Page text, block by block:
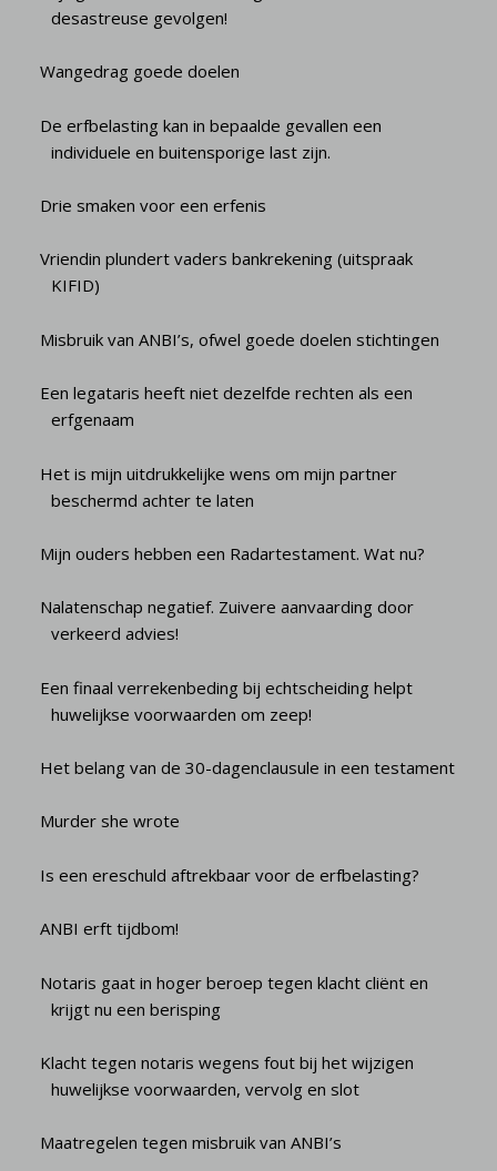
desastreuse gevolgen!
Wangedrag goede doelen
De erfbelasting kan in bepaalde gevallen een
individuele en buitensporige last zijn.
Drie smaken voor een erfenis
Vriendin plundert vaders bankrekening (uitspraak
KIFID)
Misbruik van ANBI’s, ofwel goede doelen stichtingen
Een legataris heeft niet dezelfde rechten als een
erfgenaam
Het is mijn uitdrukkelijke wens om mijn partner
beschermd achter te laten
Mijn ouders hebben een Radartestament. Wat nu?
Nalatenschap negatief. Zuivere aanvaarding door
verkeerd advies!
Een finaal verrekenbeding bij echtscheiding helpt
huwelijkse voorwaarden om zeep!
Het belang van de 30-dagenclausule in een testament
Murder she wrote
Is een ereschuld aftrekbaar voor de erfbelasting?
ANBI erft tijdbom!
Notaris gaat in hoger beroep tegen klacht cliënt en
krijgt nu een berisping
Klacht tegen notaris wegens fout bij het wijzigen
huwelijkse voorwaarden, vervolg en slot
Maatregelen tegen misbruik van ANBI’s